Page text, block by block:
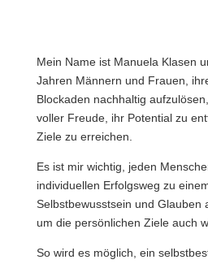
Mein Name ist Manuela Klasen
Jahren Männern und Frauen,
Blockaden nachhaltig
voller Freude, ihr Potential zu
Ziele zu erreichen.
Es ist mir wichtig, jeden
individuellen Erfolgsweg zu
Selbstbewusstsein und Glauben
um die persönlichen Ziele auch
So wird es möglich, ein